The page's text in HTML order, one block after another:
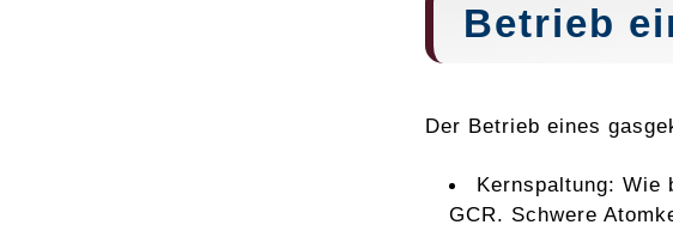
Betrieb
Der Betrieb eines
Kernspaltung: Wie
GCR. Schwere